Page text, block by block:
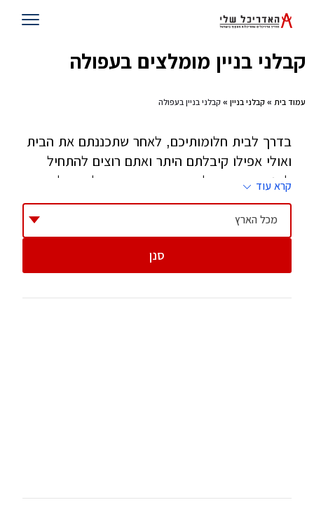
קבלני בניין מומלצים בעפולה
עמוד בית » קבלני בניין » קבלני בניין בעפולה
בדרך לבית חלומותיכם, לאחר שתכננתם את הבית
ואולי אפילו קיבלתם היתר ואתם רוצים להתחיל
לבנות - זהו השלב שאתם צריכים קבלן. קבלן הוא
אחד הגורמים הקריטיים בהצלחת הפרוייקט וחשוב
מאוד לבחור בזהירות, בסבלנות ובחוכמה.
קרא עוד
מכל הארץ
סנן